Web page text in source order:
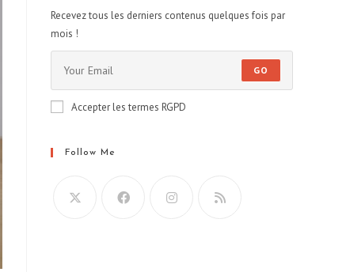
Recevez tous les derniers contenus quelques fois par
mois !
GO
Accepter les termes RGPD
Follow Me